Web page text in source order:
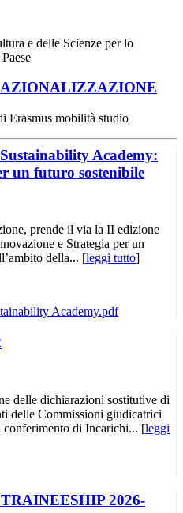
e delle Scienze per lo
Erasmus mobilità studio
Academy:
un futuro sostenibile
prende il via la II edizione
e Strategia per un
della... [leggi tutto]
delle dichiarazioni sostitutive di
delle Commissioni giudicatrici
conferimento di Incarichi... [leggi
2026-